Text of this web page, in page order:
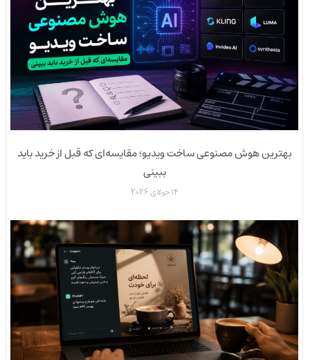
بهترین هوش مصنوعی ساخت ویدیو؛ مقایسه‌ای که قبل از خرید باید
ببینی
14 جولای 2026